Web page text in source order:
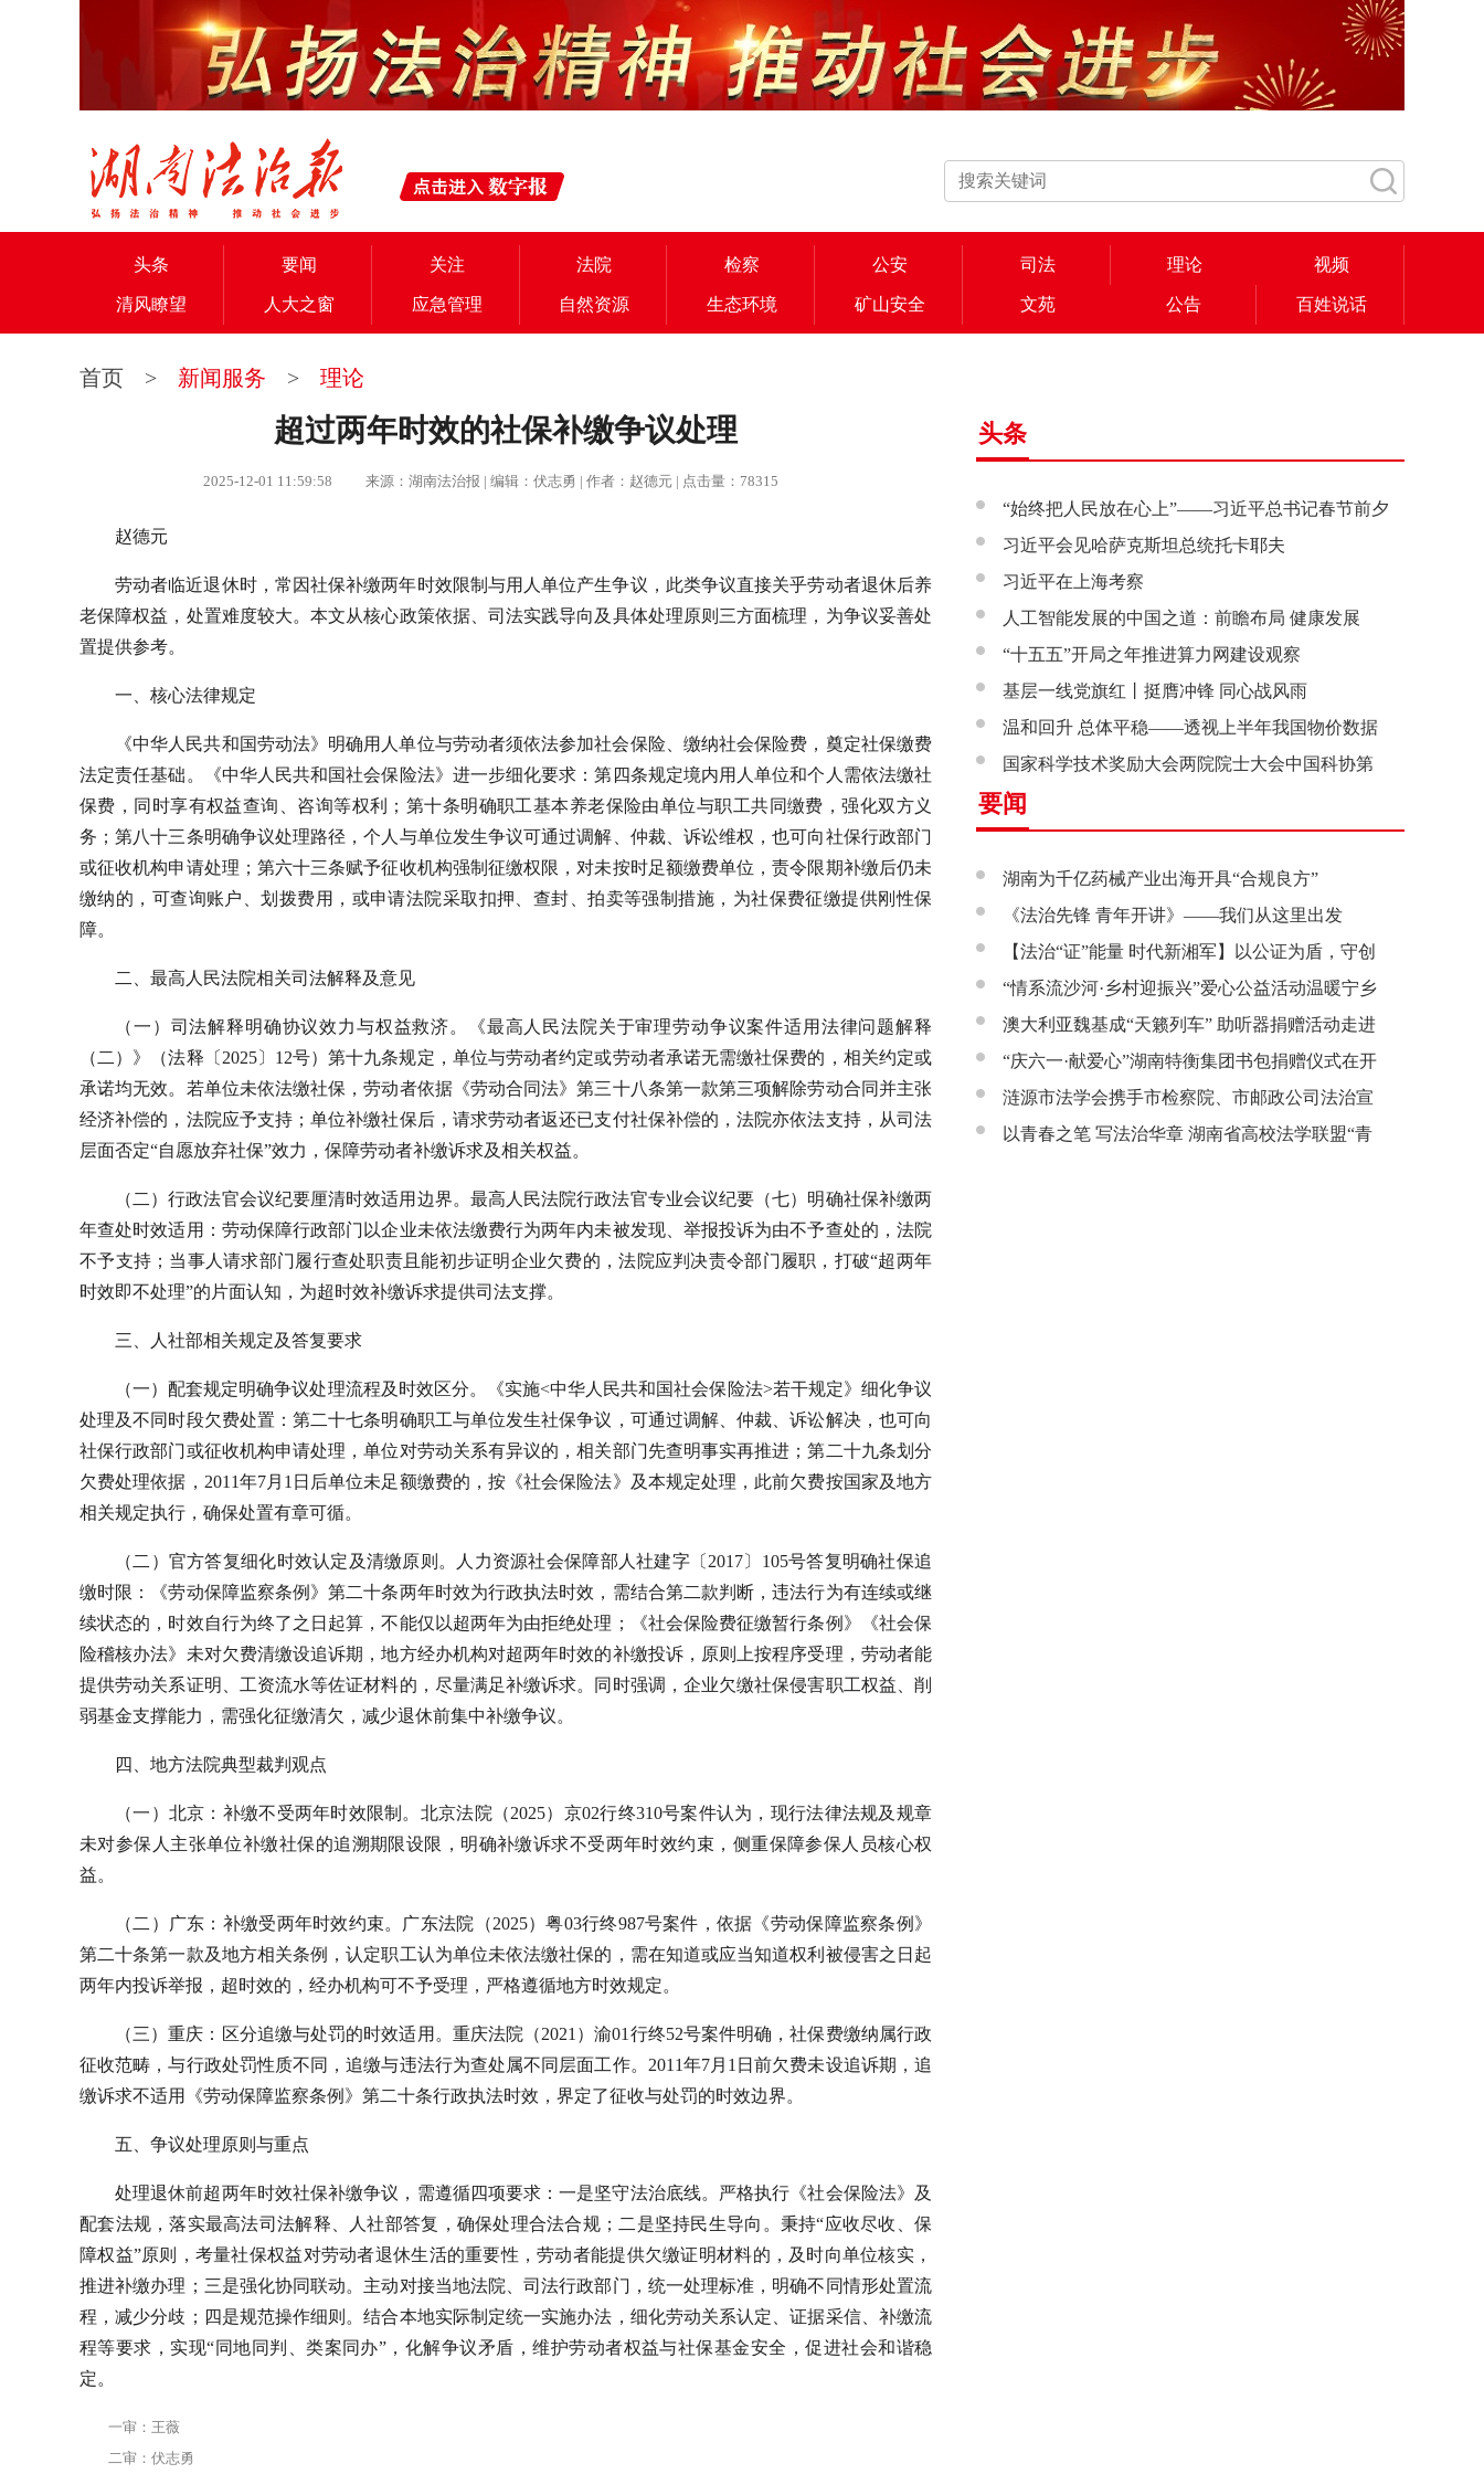
头条 要闻 关注 法院 检察 公安 司法 理论 视频
清风瞭望 人大之窗 应急管理 自然资源 生态环境 矿山安全 文苑 公告 百姓说话
首页 > 新闻服务 > 理论
超过两年时效的社保补缴争议处理
2025-12-01 11:59:58 来源：湖南法治报 | 编辑：伏志勇 | 作者：赵德元 | 点击量：78315
赵德元
劳动者临近退休时，常因社保补缴两年时效限制与用人单位产生争议，此类争议直接关乎劳动者退休后养
老保障权益，处置难度较大。本文从核心政策依据、司法实践导向及具体处理原则三方面梳理，为争议妥善处
置提供参考。
一、核心法律规定
《中华人民共和国劳动法》明确用人单位与劳动者须依法参加社会保险、缴纳社会保险费，奠定社保缴费
法定责任基础。《中华人民共和国社会保险法》进一步细化要求：第四条规定境内用人单位和个人需依法缴社
保费，同时享有权益查询、咨询等权利；第十条明确职工基本养老保险由单位与职工共同缴费，强化双方义
务；第八十三条明确争议处理路径，个人与单位发生争议可通过调解、仲裁、诉讼维权，也可向社保行政部门
或征收机构申请处理；第六十三条赋予征收机构强制征缴权限，对未按时足额缴费单位，责令限期补缴后仍未
缴纳的，可查询账户、划拨费用，或申请法院采取扣押、查封、拍卖等强制措施，为社保费征缴提供刚性保
障。
二、最高人民法院相关司法解释及意见
（一）司法解释明确协议效力与权益救济。《最高人民法院关于审理劳动争议案件适用法律问题解释
（二）》（法释〔2025〕12号）第十九条规定，单位与劳动者约定或劳动者承诺无需缴社保费的，相关约定或
承诺均无效。若单位未依法缴社保，劳动者依据《劳动合同法》第三十八条第一款第三项解除劳动合同并主张
经济补偿的，法院应予支持；单位补缴社保后，请求劳动者返还已支付社保补偿的，法院亦依法支持，从司法
层面否定“自愿放弃社保”效力，保障劳动者补缴诉求及相关权益。
（二）行政法官会议纪要厘清时效适用边界。最高人民法院行政法官专业会议纪要（七）明确社保补缴两
年查处时效适用：劳动保障行政部门以企业未依法缴费行为两年内未被发现、举报投诉为由不予查处的，法院
不予支持；当事人请求部门履行查处职责且能初步证明企业欠费的，法院应判决责令部门履职，打破“超两年
时效即不处理”的片面认知，为超时效补缴诉求提供司法支撑。
三、人社部相关规定及答复要求
（一）配套规定明确争议处理流程及时效区分。《实施<中华人民共和国社会保险法>若干规定》细化争议
处理及不同时段欠费处置：第二十七条明确职工与单位发生社保争议，可通过调解、仲裁、诉讼解决，也可向
社保行政部门或征收机构申请处理，单位对劳动关系有异议的，相关部门先查明事实再推进；第二十九条划分
欠费处理依据，2011年7月1日后单位未足额缴费的，按《社会保险法》及本规定处理，此前欠费按国家及地方
相关规定执行，确保处置有章可循。
（二）官方答复细化时效认定及清缴原则。人力资源社会保障部人社建字〔2017〕105号答复明确社保追
缴时限：《劳动保障监察条例》第二十条两年时效为行政执法时效，需结合第二款判断，违法行为有连续或继
续状态的，时效自行为终了之日起算，不能仅以超两年为由拒绝处理；《社会保险费征缴暂行条例》《社会保
险稽核办法》未对欠费清缴设追诉期，地方经办机构对超两年时效的补缴投诉，原则上按程序受理，劳动者能
提供劳动关系证明、工资流水等佐证材料的，尽量满足补缴诉求。同时强调，企业欠缴社保侵害职工权益、削
弱基金支撑能力，需强化征缴清欠，减少退休前集中补缴争议。
四、地方法院典型裁判观点
（一）北京：补缴不受两年时效限制。北京法院（2025）京02行终310号案件认为，现行法律法规及规章
未对参保人主张单位补缴社保的追溯期限设限，明确补缴诉求不受两年时效约束，侧重保障参保人员核心权
益。
（二）广东：补缴受两年时效约束。广东法院（2025）粤03行终987号案件，依据《劳动保障监察条例》
第二十条第一款及地方相关条例，认定职工认为单位未依法缴社保的，需在知道或应当知道权利被侵害之日起
两年内投诉举报，超时效的，经办机构可不予受理，严格遵循地方时效规定。
（三）重庆：区分追缴与处罚的时效适用。重庆法院（2021）渝01行终52号案件明确，社保费缴纳属行政
征收范畴，与行政处罚性质不同，追缴与违法行为查处属不同层面工作。2011年7月1日前欠费未设追诉期，追
缴诉求不适用《劳动保障监察条例》第二十条行政执法时效，界定了征收与处罚的时效边界。
五、争议处理原则与重点
处理退休前超两年时效社保补缴争议，需遵循四项要求：一是坚守法治底线。严格执行《社会保险法》及
配套法规，落实最高法司法解释、人社部答复，确保处理合法合规；二是坚持民生导向。秉持“应收尽收、保
障权益”原则，考量社保权益对劳动者退休生活的重要性，劳动者能提供欠缴证明材料的，及时向单位核实，
推进补缴办理；三是强化协同联动。主动对接当地法院、司法行政部门，统一处理标准，明确不同情形处置流
程，减少分歧；四是规范操作细则。结合本地实际制定统一实施办法，细化劳动关系认定、证据采信、补缴流
程等要求，实现“同地同判、类案同办”，化解争议矛盾，维护劳动者权益与社保基金安全，促进社会和谐稳
定。
一审：王薇
二审：伏志勇
头条
“始终把人民放在心上”——习近平总书记春节前夕
赴辽宁看望慰问基层干部群众纪实
习近平会见哈萨克斯坦总统托卡耶夫
习近平在上海考察
人工智能发展的中国之道：前瞻布局 健康发展
“十五五”开局之年推进算力网建设观察
基层一线党旗红丨挺膺冲锋 同心战风雨
温和回升 总体平稳——透视上半年我国物价数据
国家科学技术奖励大会两院院士大会中国科协第
十一次全国代表大会在京召开
要闻
湖南为千亿药械产业出海开具“合规良方”
《法治先锋 青年开讲》——我们从这里出发
【法治“证”能量 时代新湘军】以公证为盾，守创
新之魂 湖南青年公证人为知识产权保护筑牢防线
“情系流沙河·乡村迎振兴”爱心公益活动温暖宁乡
市流沙河镇
澳大利亚魏基成“天籁列车” 助听器捐赠活动走进
开慧镇
“庆六一·献爱心”湖南特衡集团书包捐赠仪式在开
慧镇举行
涟源市法学会携手市检察院、市邮政公司法治宣
讲走进七星街镇仙洞中学
以青春之笔 写法治华章 湖南省高校法学联盟“青